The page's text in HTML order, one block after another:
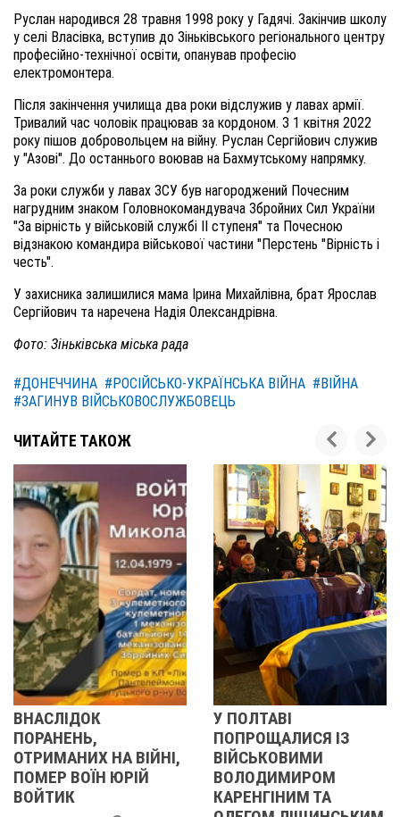
Руслан народився 28 травня 1998 року у Гадячі. Закінчив школу
у селі Власівка, вступив до Зіньківського регіонального центру
професійно-технічної освіти, опанував професію
електромонтера.
Після закінчення училища два роки відслужив у лавах армії.
Тривалий час чоловік працював за кордоном. З 1 квітня 2022
року пішов добровольцем на війну. Руслан Сергійович служив
у "Азові". До останнього воював на Бахмутському напрямку.
За роки служби у лавах ЗСУ був нагороджений Почесним
нагрудним знаком Головнокомандувача Збройних Сил України
"За вірність у військовій службі II ступеня" та Почесною
відзнакою командира військової частини "Перстень "Вірність і
честь".
У захисника залишилися мама Ірина Михайлівна, брат Ярослав
Сергійович та наречена Надія Олександрівна.
Фото: Зіньківська міська рада
#ДОНЕЧЧИНА #РОСІЙСЬКО-УКРАЇНСЬКА ВІЙНА #ВІЙНА
#ЗАГИНУВ ВІЙСЬКОВОСЛУЖБОВЕЦЬ
ЧИТАЙТЕ ТАКОЖ
ВІЙНІ,
ПОПРОЩАЛИСЯ ІЗ
ВІЙСЬКОВИМИ
ВОЛОДИМИРОМ
КАРЕНГІНИМ ТА
БІЙЦЯМИ
ІВАЩЕНКОМ,